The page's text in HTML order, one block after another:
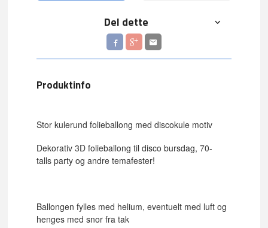
Del dette
Produktinfo
Stor kulerund folieballong med discokule motiv
Dekorativ 3D folieballong til disco bursdag, 70-
talls party og andre temafester!
Ballongen fylles med helium, eventuelt med luft og
henges med snor fra tak